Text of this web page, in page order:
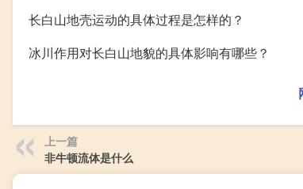
长白山地壳运动的具体过程是怎样的？
冰川作用对长白山地貌的具体影响有哪些？
上一篇
非牛顿流体是什么